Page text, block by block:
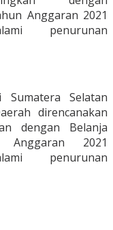
Anggaran 2021
penurunan
Sumatera Selatan
direncanakan
dengan Belanja
2021
penurunan